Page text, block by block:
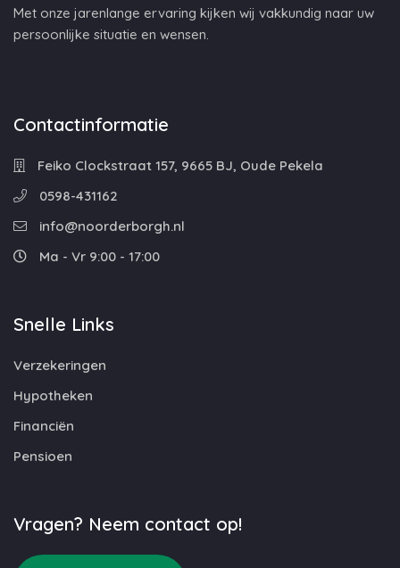
Met onze jarenlange ervaring kijken wij vakkundig naar uw
persoonlijke situatie en wensen.
Contactinformatie
Feiko Clockstraat 157, 9665 BJ, Oude Pekela
0598-431162
info@noorderborgh.nl
Ma - Vr 9:00 - 17:00
Snelle Links
Verzekeringen
Hypotheken
Financiën
Pensioen
Vragen? Neem contact op!